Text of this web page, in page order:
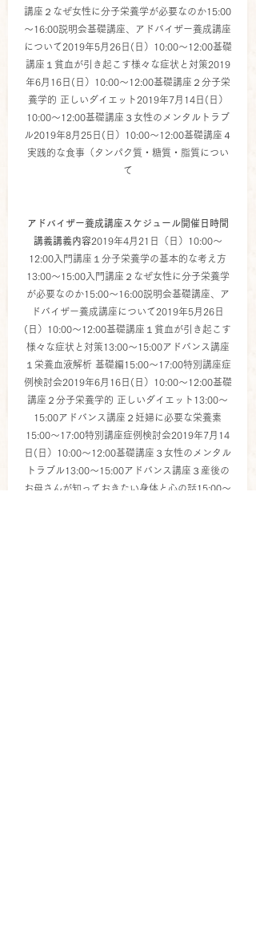
講座２なぜ女性に分子栄養学が必要なのか15:00
～16:00説明会基礎講座、アドバイザー養成講座
について2019年5月26日(日）10:00～12:00基礎
講座１貧血が引き起こす様々な症状と対策2019
年6月16日(日）10:00～12:00基礎講座２分子栄
養学的 正しいダイエット2019年7月14日(日）
10:00～12:00基礎講座３女性のメンタルトラブ
ル2019年8月25日(日）10:00～12:00基礎講座４
実践的な食事（タンパク質・糖質・脂質につい
て
アドバイザー養成講座スケジュール開催日時間
講義講義内容2019年4月21日（日）10:00～
12:00入門講座１分子栄養学の基本的な考え方
13:00～15:00入門講座２なぜ女性に分子栄養学
が必要なのか15:00～16:00説明会基礎講座、ア
ドバイザー養成講座について2019年5月26日
(日）10:00～12:00基礎講座１貧血が引き起こす
様々な症状と対策13:00～15:00アドバンス講座
１栄養血液解析 基礎編15:00～17:00特別講座症
例検討会2019年6月16日(日）10:00～12:00基礎
講座２分子栄養学的 正しいダイエット13:00～
15:00アドバンス講座２妊婦に必要な栄養素
15:00～17:00特別講座症例検討会2019年7月14
日(日）10:00～12:00基礎講座３女性のメンタル
トラブル13:00～15:00アドバンス講座３産後の
お母さんが知っておきたい身体と心の話15:00～